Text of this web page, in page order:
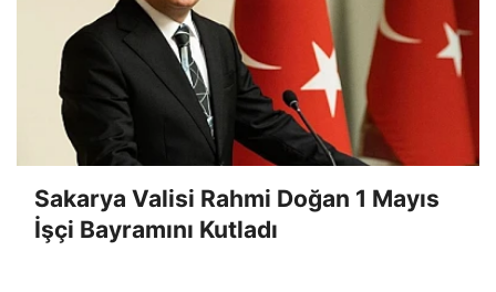
Sakarya Valisi Rahmi Doğan 1 Mayıs
İşçi Bayramını Kutladı